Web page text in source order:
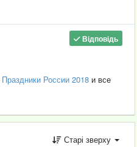
Відповідь
Праздники России 2018 и все
Старі зверху